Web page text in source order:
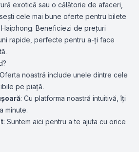
exotică sau o călătorie de afaceri,
cele mai bune oferte pentru bilete
Beneficiezi de prețuri
rapide, perfecte pentru a-ți face
noastră include unele dintre cele
pe piață.
: Cu platforma noastră intuitivă, îți
minute.
: Suntem aici pentru a te ajuta cu orice